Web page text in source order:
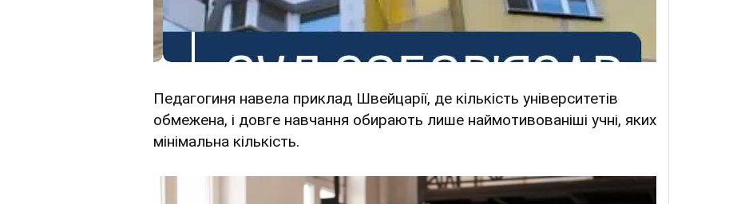
Педагогиня навела приклад Швейцарії, де кількість університетів
обмежена, і довге навчання обирають лише наймотивованіші учні, яких
мінімальна кількість.